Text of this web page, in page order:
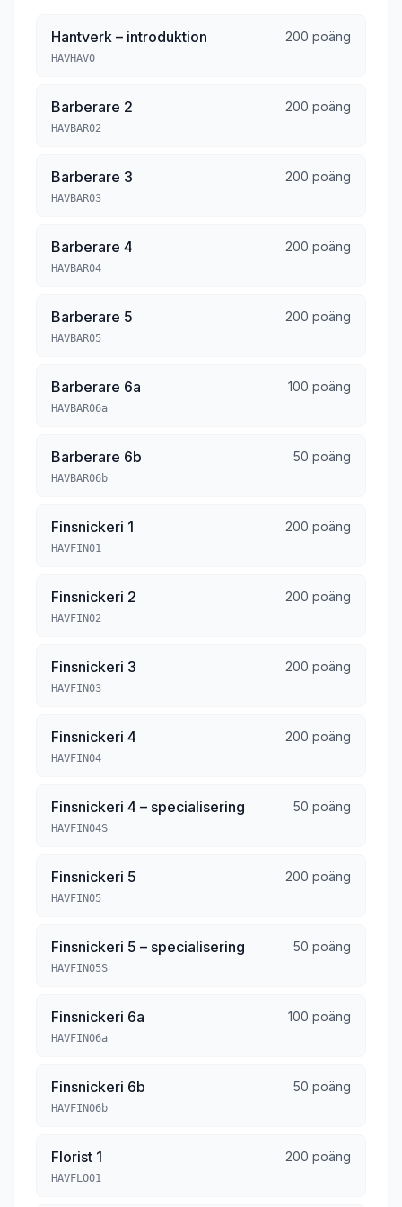
Hantverk – introduktion 200 poäng
HAVHAV0
Barberare 2 200 poäng
HAVBAR02
Barberare 3 200 poäng
HAVBAR03
Barberare 4 200 poäng
HAVBAR04
Barberare 5 200 poäng
HAVBAR05
Barberare 6a 100 poäng
HAVBAR06a
Barberare 6b 50 poäng
HAVBAR06b
Finsnickeri 1 200 poäng
HAVFIN01
Finsnickeri 2 200 poäng
HAVFIN02
Finsnickeri 3 200 poäng
HAVFIN03
Finsnickeri 4 200 poäng
HAVFIN04
Finsnickeri 4 – specialisering 50 poäng
HAVFIN04S
Finsnickeri 5 200 poäng
HAVFIN05
Finsnickeri 5 – specialisering 50 poäng
HAVFIN05S
Finsnickeri 6a 100 poäng
HAVFIN06a
Finsnickeri 6b 50 poäng
HAVFIN06b
Florist 1 200 poäng
HAVFLO01